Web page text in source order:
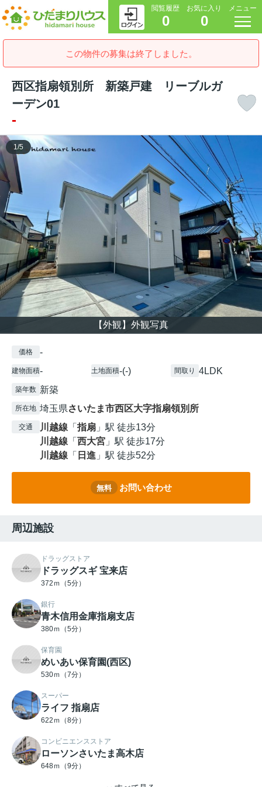
閲覧履歴
0
お気に入り
0
メニュー
この物件の募集は終了しました。
西区指扇領別所 新築戸建 リーブルガ
ーデン01
-
【外観】外観写真
1/5
価格 -
建物面積- 土地面積-(-) 間取り 4LDK
築年数 新築
所在地 埼玉県さいたま市西区大字指扇領別所
交通 川越線 「 指扇 」駅 徒歩13分
川越線 「 西大宮 」駅 徒歩17分
川越線 「 日進 」駅 徒歩52分
無料 お問い合わせ
周辺施設
ドラッグストア
ドラッグスギ 宝来店
372ｍ（5分）
銀行
青木信用金庫指扇支店
380ｍ（5分）
保育園
めいあい保育園(西区)
530ｍ（7分）
スーパー
ライフ 指扇店
622ｍ（8分）
コンビニエンスストア
ローソンさいたま高木店
648ｍ（9分）